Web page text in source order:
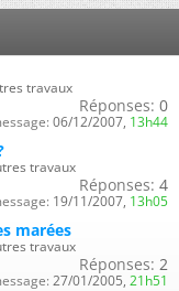
travaux
Réponses: 0
06/12/2007, 13h44
travaux
Réponses: 4
19/11/2007, 13h05
marées
travaux
Réponses: 2
27/01/2005, 21h51